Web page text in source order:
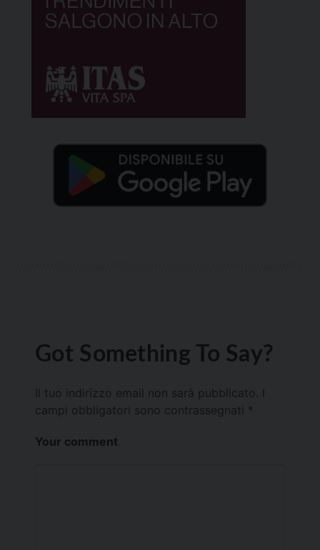
Got Something To Say?
Il tuo indirizzo email non sarà pubblicato.
campi obbligatori sono contrassegnati *
Your comment